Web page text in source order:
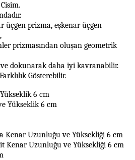
üçgen prizma, eşkenar üçgen
prizmasından oluşan geometrik
dokunarak daha iyi kavranabilir.
Gösterebilir.
6 cm
Yükseklik 6 cm
Kenar Uzunluğu ve Yüksekliği 6 cm
Kenar Uzunluğu ve Yüksekliği 6 cm